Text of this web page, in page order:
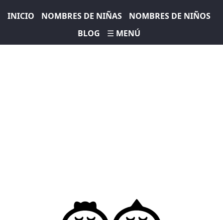
INICIO NOMBRES DE NIÑAS
NOMBRES DE NIÑOS
BLOG
☰ MENÚ